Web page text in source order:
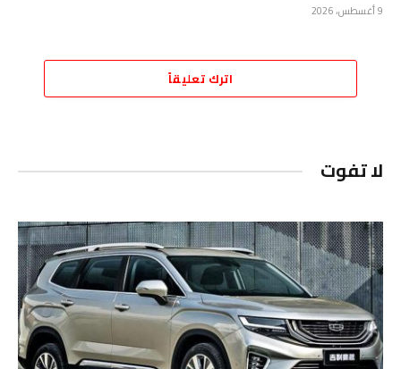
9 أغسطس، 2026
اترك تعليقاً
لا تفوت